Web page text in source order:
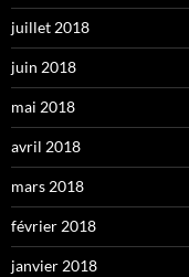
juillet 2018
juin 2018
mai 2018
avril 2018
mars 2018
février 2018
janvier 2018